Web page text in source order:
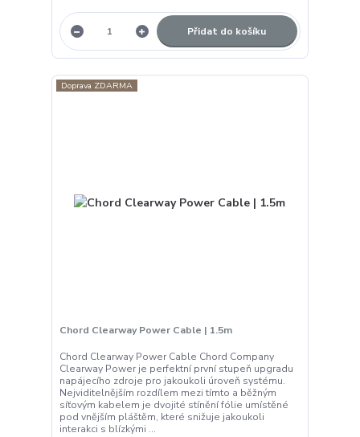
Přidat do košíku
Doprava ZDARMA
Chord Clearway Power Cable | 1.5m
Chord Clearway Power Cable Chord Company
Clearway Power je perfektní první stupeň upgradu
napájecího zdroje pro jakoukoli úroveň systému.
Nejviditelnějším rozdílem mezi tímto a běžným
síťovým kabelem je dvojité stínění fólie umístěné
pod vnějším pláštěm, které snižuje jakoukoli
interakci s blízkými ...